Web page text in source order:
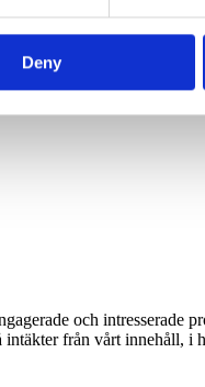
Deny
och
från vårt innehåll, i